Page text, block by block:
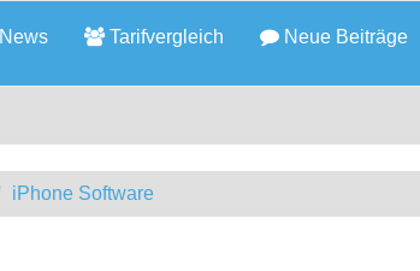
News Tarifvergleich Neue Beiträge
iPhone Software